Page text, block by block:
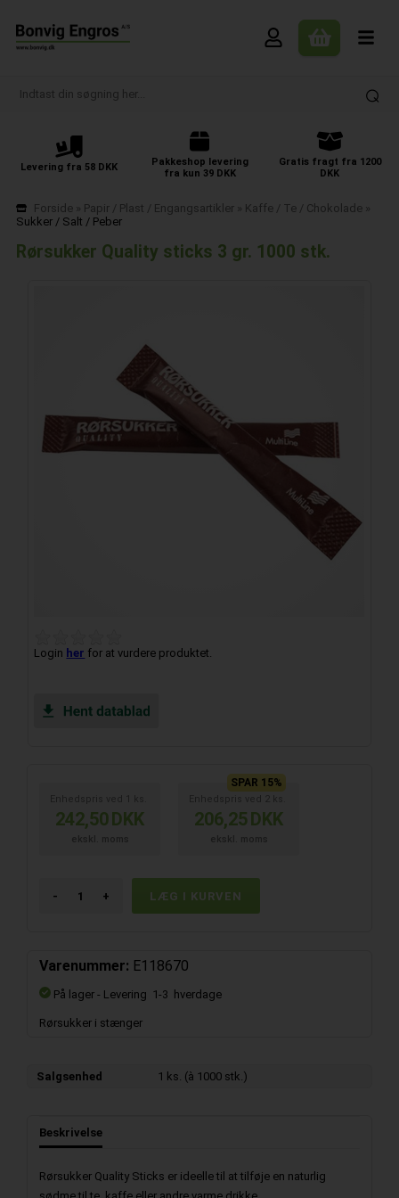
Levering fra 58 DKK
Pakkeshop levering
fra kun 39 DKK
Gratis fragt fra 1200
DKK
Forside» Papir / Plast / Engangsartikler» Kaffe / Te / Chokolade»
Sukker / Salt / Peber
Rørsukker Quality sticks 3 gr. 1000 stk.
Login her for at vurdere produktet.
242,50DKK
SPAR 15%
206,25DKK
- +
Varenummer: E118670
På lager- Levering 1-3 hverdage
Rørsukker i stænger
Salgsenhed 1 ks. (à 1000 stk.)
Beskrivelse
Rørsukker Quality Sticks er ideelle til at tilføje en naturlig